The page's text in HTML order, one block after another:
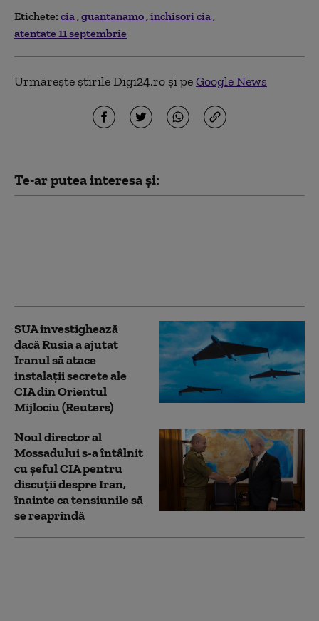
Etichete: cia guantanamo inchisori cia
atentate 11 septembrie
Urmărește știrile Digi24.ro și peGoogle News
Te-ar putea interesa și:
SUA investighează
dacă Rusia a ajutat
Iranul să atace
instalații secrete ale
CIA din Orientul
Mijlociu (Reuters)
Noul director al
Mossadului s-a întâlnit
cu șeful CIA pentru
discuții despre Iran,
înainte ca tensiunile să
se reaprindă